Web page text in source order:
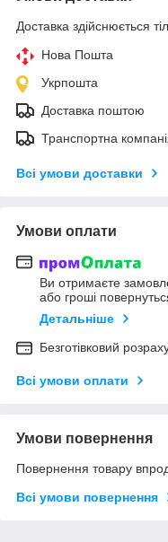
Доставка здійснюється
Нова Пошта
Укрпошта
Доставка поштою
Транспортна
Всі умови доставки
Умови оплати
Ви отримаєте
або гроші
Детальніше
Безготівковий
Всі умови оплати
Умови повернення
Повернення товару
Всі умови повернення